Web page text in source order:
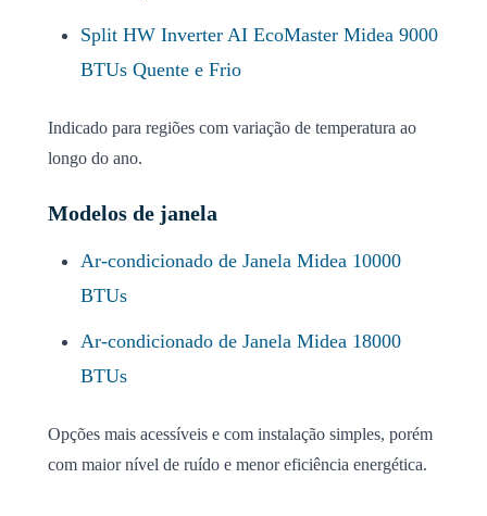
Split HW Inverter AI EcoMaster Midea 9000
BTUs Quente e Frio
Indicado para regiões com variação de temperatura ao
longo do ano.
Modelos de janela
Ar-condicionado de Janela Midea 10000
BTUs
Ar-condicionado de Janela Midea 18000
BTUs
Opções mais acessíveis e com instalação simples, porém
com maior nível de ruído e menor eficiência energética.